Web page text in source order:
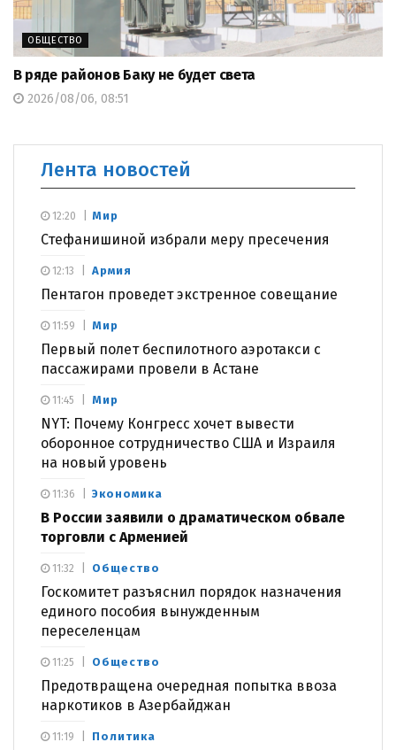
ОБЩЕСТВО
В ряде районов Баку не будет света
2026/08/06, 08:51
Лента новостей
Мир
Стефанишиной избрали меру пресечения
12:20
Армия
Пентагон проведет экстренное совещание
12:13
Мир
Первый полет беспилотного аэротакси с
пассажирами провели в Астане
11:59
Мир
NYT: Почему Конгресс хочет вывести
оборонное сотрудничество США и Израиля
на новый уровень
11:45
Экономика
В России заявили о драматическом обвале
торговли с Арменией
11:36
Общество
Госкомитет разъяснил порядок назначения
единого пособия вынужденным
переселенцам
11:32
Общество
Предотвращена очередная попытка ввоза
наркотиков в Азербайджан
11:25
Политика
11:19